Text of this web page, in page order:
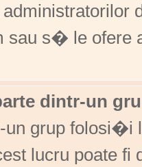
sau s� le
dintr-un
grup folosi�i
lucru poate